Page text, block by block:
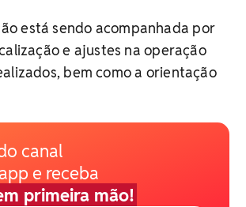
está sendo acompanhada por
e ajustes na operação
bem como a orientação
canal
e receba
primeira mão!